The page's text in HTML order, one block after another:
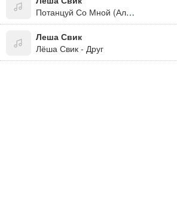
Потанцуй Со Мной (Альбомы Русского Рэпа)
Леша Свик
Лёша Свик - Друг